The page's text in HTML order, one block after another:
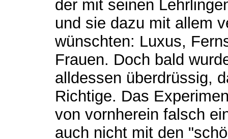
der mit seinen
und sie dazu mit allem
wünschten: Luxus,
Frauen. Doch bald
alldessen überdrüssig,
Richtige. Das
von vornherein falsch
auch nicht mit den